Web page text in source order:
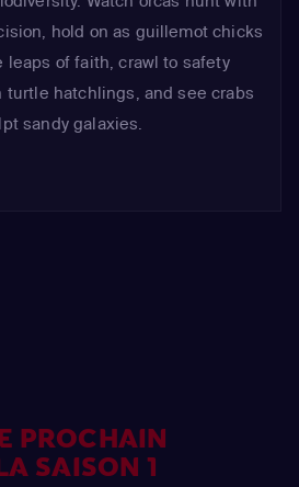
hold on as guillemot chicks
leaps of faith, crawl to safety
turtle hatchlings, and see crabs
sandy galaxies.
PROCHAIN
SAISON 1